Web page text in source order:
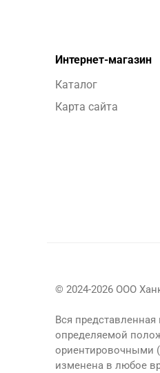
Интернет-магазин
Каталог
Карта сайта
© 2024-2026 ООО
Вся
определяемой
ориентировочными
изменена в любое